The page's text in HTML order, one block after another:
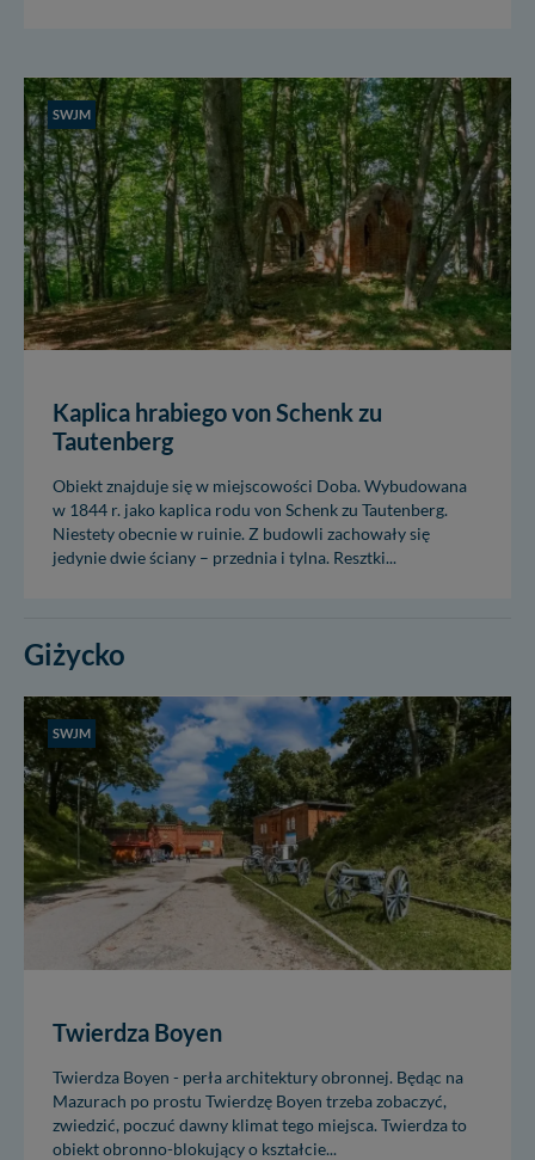
SWJM
Kaplica hrabiego von Schenk zu
Tautenberg
Obiekt znajduje się w miejscowości Doba. Wybudowana
w 1844 r. jako kaplica rodu von Schenk zu Tautenberg.
Niestety obecnie w ruinie. Z budowli zachowały się
jedynie dwie ściany – przednia i tylna. Resztki...
Giżycko
SWJM
Twierdza Boyen
Twierdza Boyen - perła architektury obronnej. Będąc na
Mazurach po prostu Twierdzę Boyen trzeba zobaczyć,
zwiedzić, poczuć dawny klimat tego miejsca. Twierdza to
obiekt obronno-blokujący o kształcie...